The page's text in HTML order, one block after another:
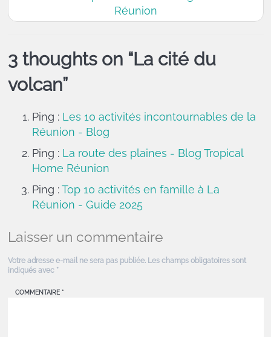
Réunion
3 thoughts on “La cité du
volcan”
Ping : Les 10 activités incontournables de la
Réunion - Blog
Ping : La route des plaines - Blog Tropical
Home Réunion
Ping :Top 10 activités en famille à La
Réunion - Guide 2025
Laisser un commentaire
Votre adresse e-mail ne sera pas publiée. Les champs obligatoires sont
indiqués avec *
COMMENTAIRE *